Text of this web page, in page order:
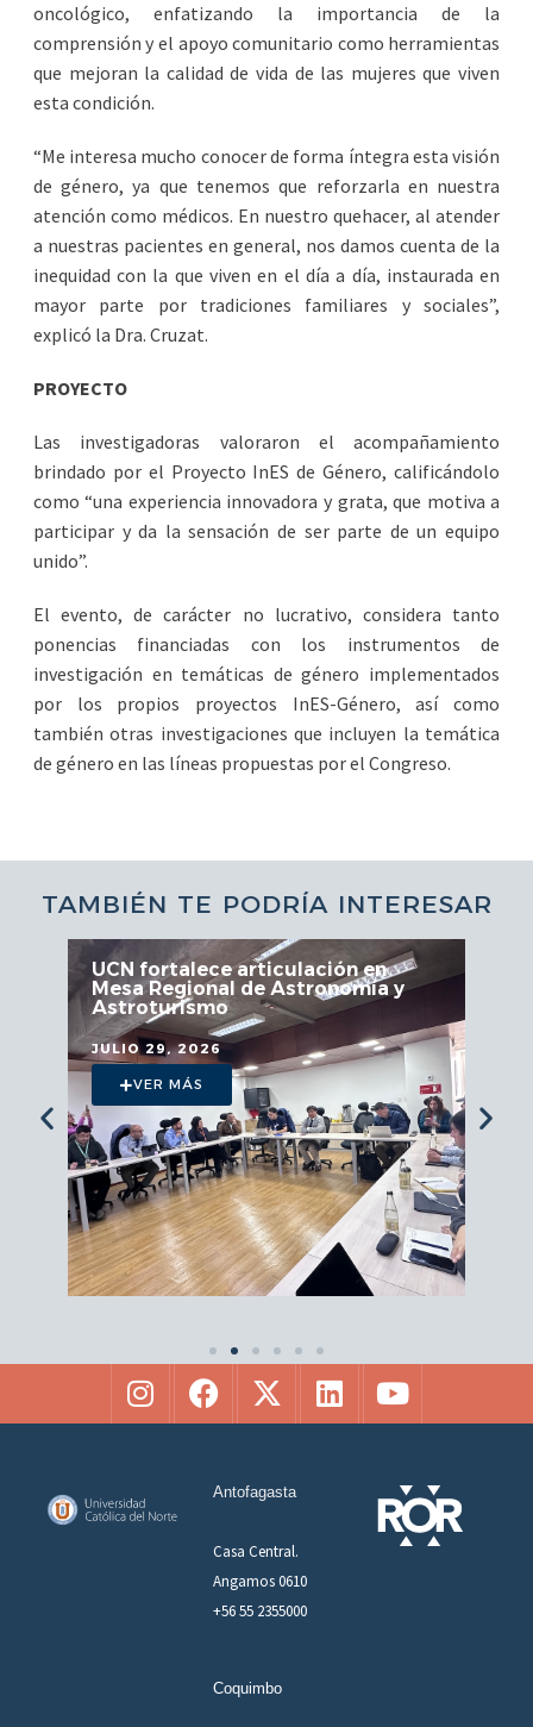
oncológico, enfatizando la importancia de la
comprensión y el apoyo comunitario como herramientas
que mejoran la calidad de vida de las mujeres que viven
esta condición.
“Me interesa mucho conocer de forma íntegra esta visión
de género, ya que tenemos que reforzarla en nuestra
atención como médicos. En nuestro quehacer, al atender
a nuestras pacientes en general, nos damos cuenta de la
inequidad con la que viven en el día a día, instaurada en
mayor parte por tradiciones familiares y sociales”,
explicó la Dra. Cruzat.
PROYECTO
Las investigadoras valoraron el acompañamiento
brindado por el Proyecto InES de Género, calificándolo
como “una experiencia innovadora y grata, que motiva a
participar y da la sensación de ser parte de un equipo
unido”.
El evento, de carácter no lucrativo, considera tanto
ponencias financiadas con los instrumentos de
investigación en temáticas de género implementados
por los propios proyectos InES-Género, así como
también otras investigaciones que incluyen la temática
de género en las líneas propuestas por el Congreso.
TAMBIÉN TE PODRÍA INTERESAR
UCN fortalece articulación en
Mesa Regional de Astronomía y
Astroturismo
JULIO 29, 2026
VER MÁS
Antofagasta
Coquimbo
Casa Central.
Angamos 0610
+56 55 2355000